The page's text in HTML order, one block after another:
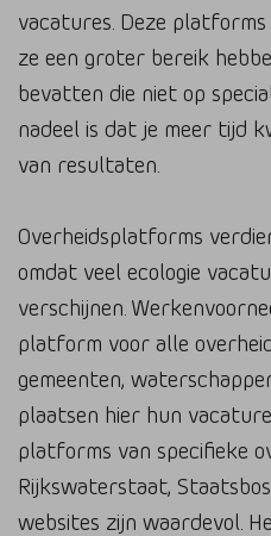
vacatures. Deze
ze een groter bereik
bevatten die niet op
nadeel is dat je meer tijd
van resultaten.
Overheidsplatforms
omdat veel ecologie
verschijnen.
platform voor alle
gemeenten,
plaatsen hier hun
platforms van specifieke
Rijkswaterstaat,
websites zijn waardevol.